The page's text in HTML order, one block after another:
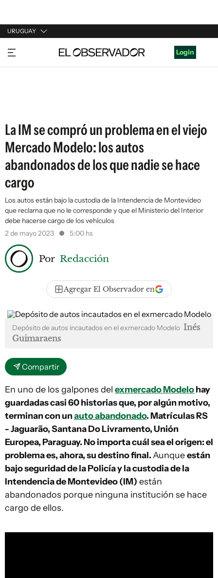
URUGUAY
URUGUAY
ARGENTINA
Login
La IM se compró un problema en el viejo
Mercado Modelo: los autos
abandonados de los que nadie se hace
cargo
Los autos están bajo la custodia de la Intendencia de Montevideo
que reclama que no le corresponde y que el Ministerio del Interior
debe hacerse cargo de los vehículos
2 de mayo 2023
5:00 hs
Por Redacción
Agregar El Observador en
Depósito de autos incautados en el exmercado Modelo Inés
Guimaraens
Compartir
En uno de los galpones del exmercado Modelohay
guardadas casi 60 historias que, por algún motivo,
terminan con unauto abandonado. Matrículas RS
- Jaguarão, Santana Do Livramento, Unión
Europea, Paraguay. No importa cuál sea el origen: el
problema es, ahora, su destino final.Aunqueestán
bajo seguridad de la Policía y la custodia de la
Intendencia de Montevideo (IM) están
abandonados porque ninguna institución se hace
cargo de ellos.